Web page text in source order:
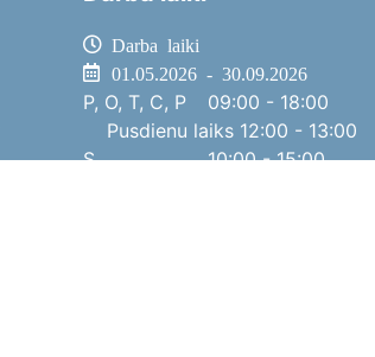
Darba laiki
01.05.2026 - 30.09.2026
P, O, T, C, P
09:00 - 18:00
Pusdienu laiks 12:00 - 13:00
S
10:00 - 15:00